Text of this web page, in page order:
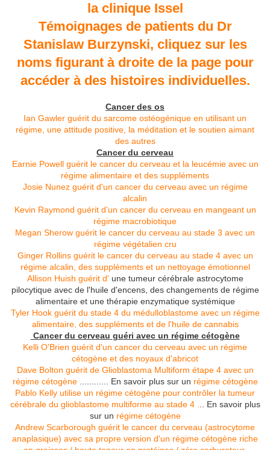
la clinique Issel
Témoignages de patients du Dr
Stanislaw Burzynski, cliquez sur les
noms figurant à droite de la page pour
accéder à des histoires individuelles.
Cancer des os
Ian Gawler guérit du sarcome ostéogénique en utilisant un
régime, une attitude positive, la méditation et le soutien aimant
des autres
Cancer du cerveau
Earnie Powell guérit le cancer du cerveau et la leucémie avec un
régime alimentaire et des suppléments
Josie Nunez guérit d'un cancer du cerveau avec un régime
alcalin
Kevin Raymond guérit d'un cancer du cerveau en mangeant un
régime macrobiotique
Megan Sherow guérit le cancer du cerveau au stade 3 avec un
régime végétalien cru
Ginger Rollins guérit le cancer du cerveau au stade 4 avec un
régime alcalin, des suppléments et un nettoyage émotionnel
Allison Huish guérit d' une tumeur cérébrale astrocytome
pilocytique avec de l'huile d'encens, des changements de régime
alimentaire et une thérapie enzymatique systémique
Tyler Hook guérit du stade 4 du médulloblastome avec un régime
alimentaire, des suppléments et de l'huile de cannabis
Cancer du cerveau guéri avec un régime cétogène
Kelli O'Brien guérit d'un cancer du cerveau avec un régime
cétogène et des noyaux d'abricot
Dave Bolton guérit de Glioblastoma Multiform étape 4 avec un
régime cétogène............ En savoir plus sur un régime cétogène
Pablo Kelly utilise un régime cétogène pour contrôler la tumeur
cérébrale du glioblastome multiforme au stade 4.
.. En savoir plus
sur un régime cétogène
Andrew Scarborough guérit le cancer du cerveau (astrocytome
anaplasique) avec sa propre version d'un régime cétogène riche